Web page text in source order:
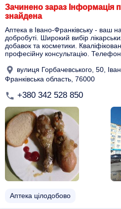
Зачинено зараз Інформація
знайдена
Аптека в Івано-Франківську - ваш
добробуті. Широкий вибір
добавок та косметики.
професійну консультацію.
вулиця Горбачевського, 50,
Франківська область, 76000
+380 342 528 850
Аптека цілодобово